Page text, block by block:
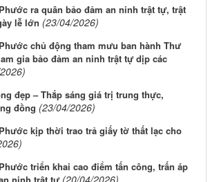
ra quân bảo đảm an ninh trật tự, trật
lễ lớn (23/04/2026)
chủ động tham mưu ban hành Thư
gia bảo đảm an ninh trật tự dịp các
đẹp – Thắp sáng giá trị trung thực,
đồng (23/04/2026)
kịp thời trao trả giấy tờ thất lạc cho
triển khai cao điểm tấn công, trấn áp
(20/04/2026)